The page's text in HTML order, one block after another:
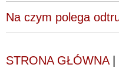
Na czym polega
STRONA GŁÓWNA|